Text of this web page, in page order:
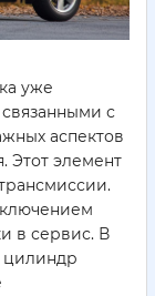
уже
с
аспектов
Этот элемент
в сервис. В
цилиндр